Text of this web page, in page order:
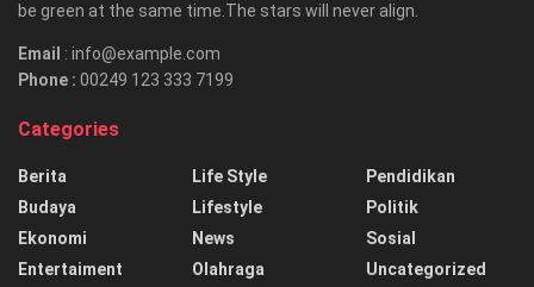
be green at the same time.The stars will never align.
Email : info@example.com
Phone : 00249 123 333 7199
Categories
Berita
Budaya
Ekonomi
Entertaiment
Life Style
Lifestyle
News
Olahraga
Pendidikan
Politik
Sosial
Uncategorized